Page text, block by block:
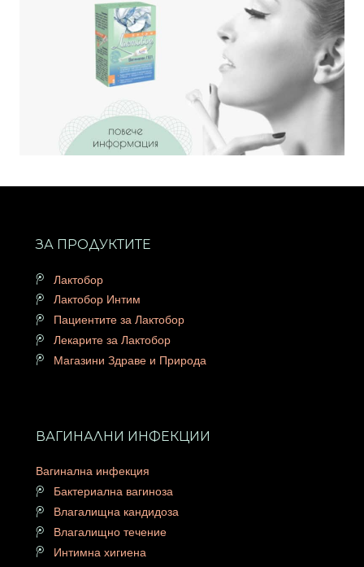
ЗА ПРОДУКТИТЕ
Лактобор
Лактобор Интим
Пациентите за Лактобор
Лекарите за Лактобор
Магазини Здраве и Природа
ВАГИНАЛНИ ИНФЕКЦИИ
Вагинална инфекция
Бактериална вагиноза
Влагалищна кандидоза
Влагалищно течение
Интимна хигиена